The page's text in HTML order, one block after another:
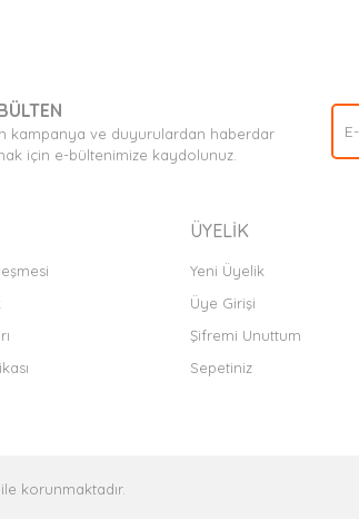
Gönder
kampanya ve duyurulardan haberdar
için e-bültenimize kaydolunuz.
ÜYELİK
Yeni Üyelik
Üye Girişi
Şifremi Unuttum
Sepetiniz
korunmaktadır.